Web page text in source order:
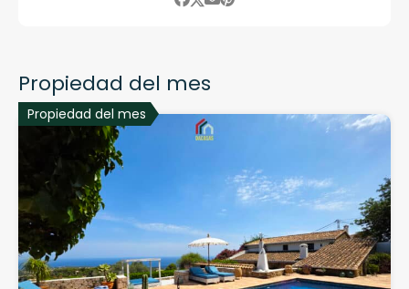
Propiedad del mes
Propiedad del mes